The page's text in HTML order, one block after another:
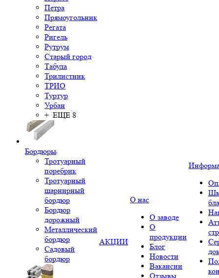
Петра
Прямоугольник
Регата
Ригель
Рутрум
Старый город
Табула
Трилистник
ТРИО
Туртур
Урбан
+ ЕЩЕ 8
Бордюры
Тротуарный
поребрик
Тротуарный
шарнирный
бордюр
Бордюр
дорожный
Металлический
бордюр
Садовый
бордюр
АКЦИИ
О нас
О заводе
О
продукции
Блог
Новости
Вакансии
Отзывы